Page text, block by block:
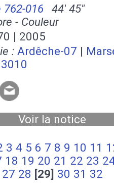
762-016
44' 45''
- Couleur
| 2005
: Ardêche-07 |
Voir la notice
3 4 5 6 7 8 9 10 11
18 19 20 21 22 23
27 28 [29] 30 31 32